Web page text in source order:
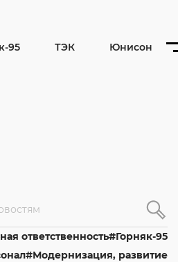
95 ТЭК Юнисон
ответственность
Горняк-95
Модернизация, развитие